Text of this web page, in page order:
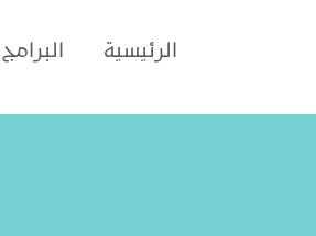
الرئيسية البرامج